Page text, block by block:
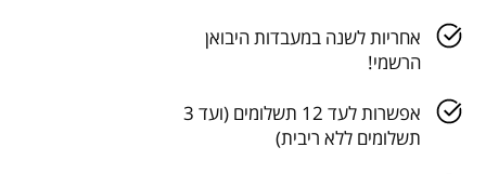
אחריות לשנה במעבדות היבואן
הרשמי!
אפשרות לעד 12 תשלומים (ועד 3
תשלומים ללא ריבית)